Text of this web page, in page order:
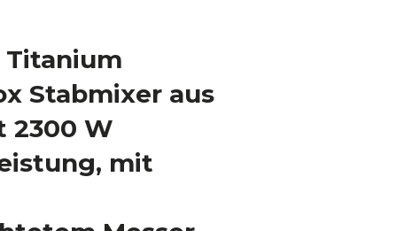
Titanium
Stabmixer aus
2300 W
mit